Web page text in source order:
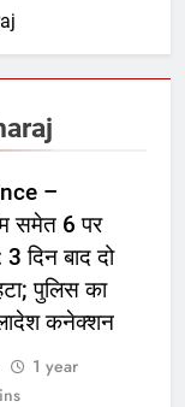
–
समेत 6 पर
दिन बाद दो
पुलिस का
कनेक्शन
1 year